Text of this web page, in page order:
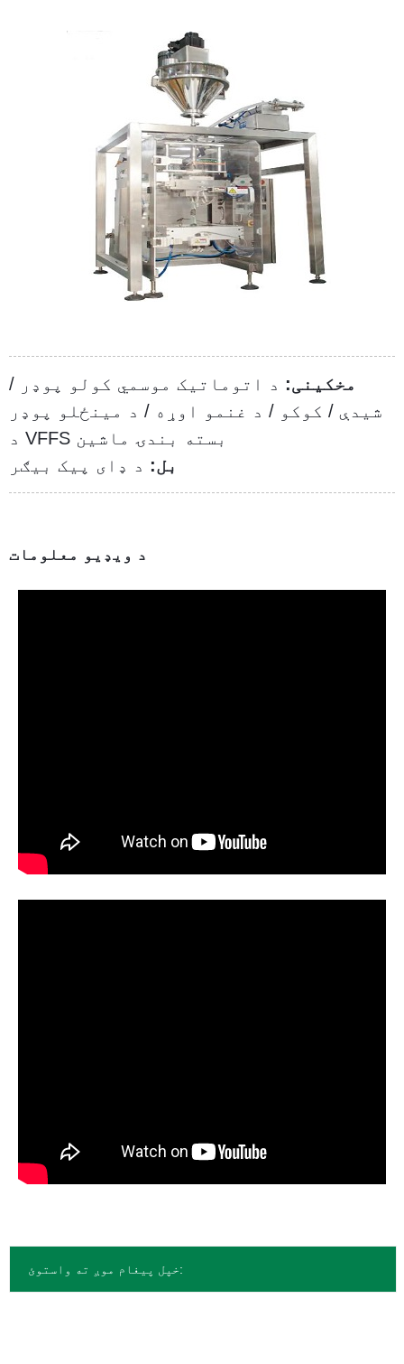
مخکینی: د اتوماتیک موسمي کولو پوډر /
شیدې / کوکو / د غنمو اوړه / د مینځلو پوډر
د VFFS بسته بندۍ ماشین
بل: د ډای پیک بیګر
د ویډیو معلومات
خپل پیغام موږ ته واستوئ: